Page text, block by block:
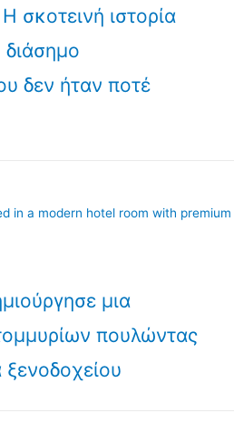
σκοτεινή ιστορία
δεν ήταν ποτέ
μια
πουλώντας